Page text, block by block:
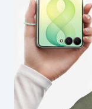
Tên của bạn*
Email